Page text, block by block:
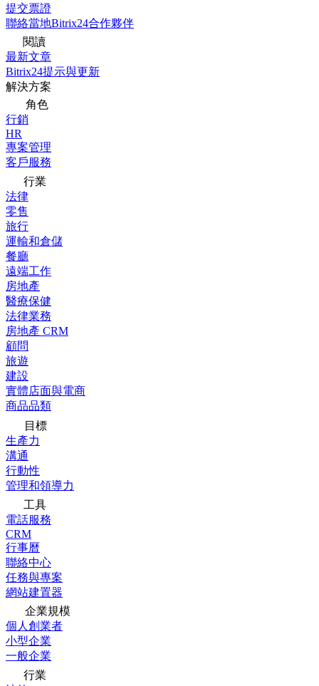
提交票證
聯絡當地Bitrix24合作夥伴
閱讀
最新文章
Bitrix24提示與更新
解決方案
角色
行銷
HR
專案管理
客戶服務
行業
法律
零售
旅行
運輸和倉儲
餐廳
遠端工作
房地產
醫療保健
法律業務
房地產 CRM
顧問
旅遊
建設
實體店面與電商
商品品類
目標
生產力
溝通
行動性
管理和領導力
工具
電話服務
CRM
行事曆
聯絡中心
任務與專案
網站建置器
企業規模
個人創業者
小型企業
一般企業
行業